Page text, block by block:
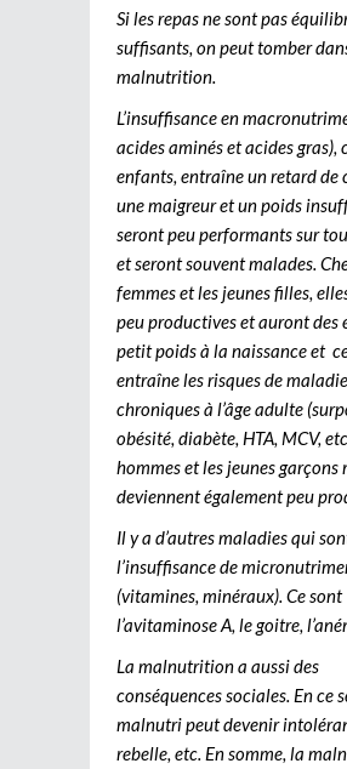
Si les repas ne sont pas
suffisants, on peut tomber
malnutrition.
L’insuffisance en
acides aminés et acides gras),
enfants, entraîne un retard de
une maigreur et un poids
seront peu performants sur
et seront souvent malades.
femmes et les jeunes filles,
peu productives et auront des
petit poids à la naissance et
entraîne les risques de
chroniques à l’âge adulte
obésité, diabète, HTA, MCV,
hommes et les jeunes
deviennent également peu
Il y a d’autres maladies qui
l’insuffisance de
(vitamines, minéraux). Ce sont
l’avitaminose A, le goitre,
La malnutrition a aussi des
conséquences sociales. En ce
malnutri peut devenir
rebelle, etc. En somme, la